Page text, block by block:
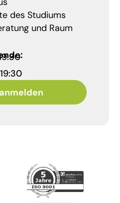
des Studiums
und Raum
19:30